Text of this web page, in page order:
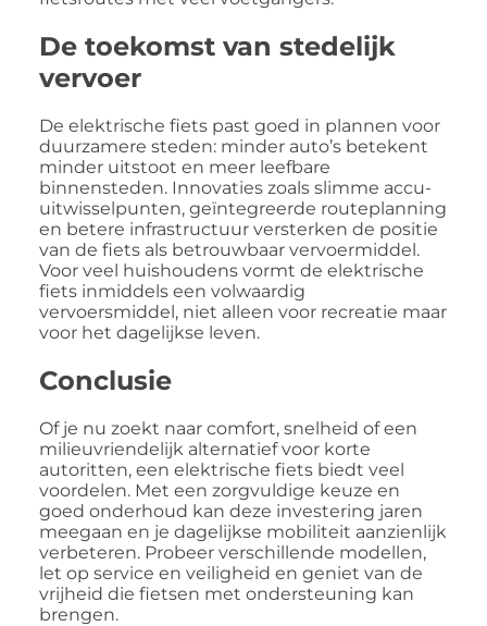
De toekomst van stedelijk
vervoer
De elektrische fiets past goed in plannen voor
duurzamere steden: minder auto’s betekent
minder uitstoot en meer leefbare
binnensteden. Innovaties zoals slimme accu-
uitwisselpunten, geïntegreerde routeplanning
en betere infrastructuur versterken de positie
van de fiets als betrouwbaar vervoermiddel.
Voor veel huishoudens vormt de elektrische
fiets inmiddels een volwaardig
vervoersmiddel, niet alleen voor recreatie maar
voor het dagelijkse leven.
Conclusie
Of je nu zoekt naar comfort, snelheid of een
milieuvriendelijk alternatief voor korte
autoritten, een elektrische fiets biedt veel
voordelen. Met een zorgvuldige keuze en
goed onderhoud kan deze investering jaren
meegaan en je dagelijkse mobiliteit aanzienlijk
verbeteren. Probeer verschillende modellen,
let op service en veiligheid en geniet van de
vrijheid die fietsen met ondersteuning kan
brengen.